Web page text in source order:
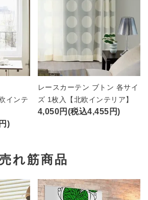
インテ
)
レースカーテン ブトン 各サイ
ズ 1枚入【北欧インテリア】
4,050円(税込4,455円)
れ筋商品